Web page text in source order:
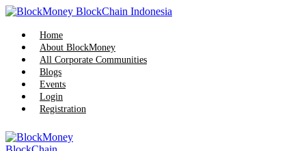
Skip
content
Home
About BlockMoney
All Corporate Communities
Blogs
Events
Login
Registration